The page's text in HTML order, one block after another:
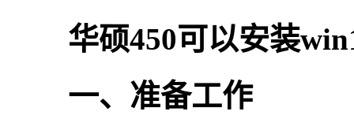
华硕450可以安装
一、准备工作